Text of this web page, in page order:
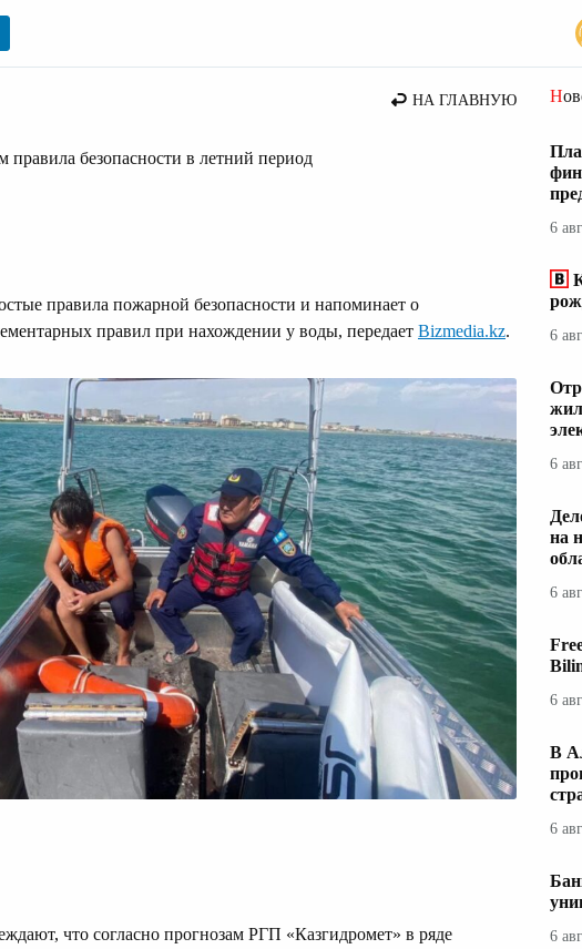
Казахстана
НА ГЛАВНУЮ
безопасности в летний период
правила пожарной безопасности и напоминает о
правил при нахождении у воды, передает Bizmedia.kz.
что согласно прогнозам РГП «Казгидромет» в ряде
6
6
6
на
6
6
В
6
6